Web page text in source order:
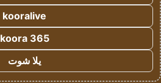
kooralive
koora 365
يلا شوت